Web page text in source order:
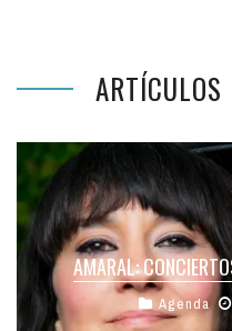
ARTÍCULOS
AMARAL:
Agenda